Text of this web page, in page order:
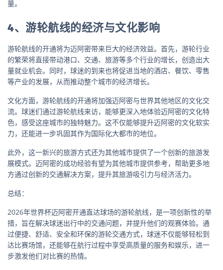
量。
4、游轮航线的经济与文化影响
游轮航线的开通将为迈阿密带来巨大的经济效益。首先，游轮行业
的繁荣将直接带动港口、交通、旅游等多个行业的增长，创造出大
量就业机会。同时，球迷的到来也将促进当地的酒店、餐饮、零售
等产业的发展，从而推动整个城市的经济增长。
文化方面，游轮航线的开通将加强迈阿密与世界其他地区的文化交
流。球迷们通过游轮航线来访，能够更深入地体验迈阿密的文化特
色，感受这座城市的独特魅力。这不仅能够提升迈阿密的文化软实
力，还能进一步巩固其作为国际化大都市的地位。
此外，这一新兴的旅游方式还为其他城市提供了一个创新的旅游发
展模式。迈阿密的成功经验有望为其他城市提供参考，帮助更多地
方通过创新的交通解决方案，提升其旅游吸引力与经济活力。
总结：
2026年世界杯迈阿密开通直达球场的游轮航线，是一项创新性的举
措，旨在解决球迷出行中的交通问题，并提升他们的观赛体验。通
过便捷、舒适、安全和环保的游轮交通方式，球迷不仅能够轻松到
达比赛场馆，还能够在航行过程中享受高质量的服务和娱乐，进一
步激发他们对比赛的热情。